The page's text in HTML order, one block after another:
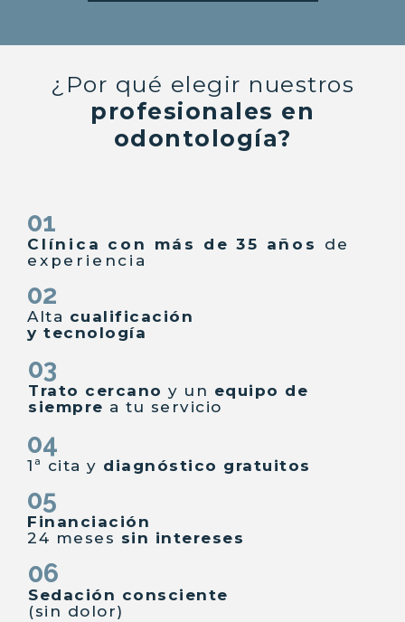
¿Por qué elegir nuestros
profesionales en
odontología?
01
Clínica con más de 35 años
de
experiencia
02
Alta cualificación
y tecnología
03
Trato cercano y un equipo de
siempre a tu servicio
04
1ª cita y diagnóstico gratuitos
05
Financiación
24 meses sin intereses
06
Sedación consciente
(sin dolor)